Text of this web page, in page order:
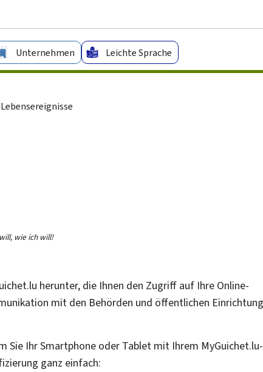
Unternehmen Leichte Sprache
Lebensereignisse
wie ich will!
.lu herunter, die Ihnen den Zugriff auf Ihre Online-
mit den Behörden und öffentlichen
Sie IhrSmartphone oder Tablet mit Ihrem MyGuichet
ganz einfach: